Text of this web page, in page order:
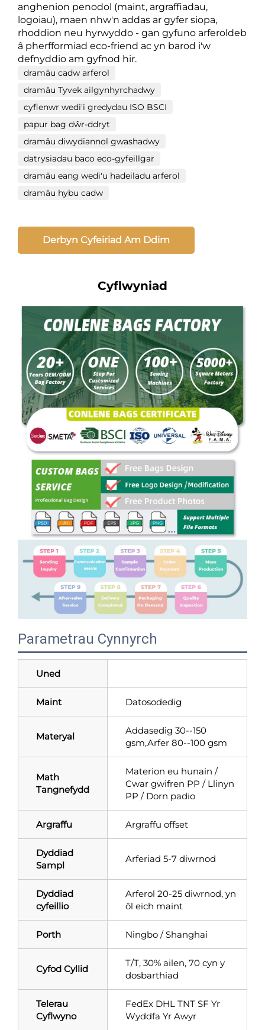
anghenion penodol (maint, argraffiadau,
logoiau), maen nhw'n addas ar gyfer siopa,
rhoddion neu hyrwyddo - gan gyfuno arferoldeb
â pherfformiad eco-friend ac yn barod i'w
defnyddio am gyfnod hir.
dramâu cadw arferol
dramâu Tyvek ailgynhyrchadwy
cyflenwr wedi'i gredydau ISO BSCI
papur bag dŵr-ddryt
dramâu diwydiannol gwashadwy
datrysiadau baco eco-gyfeillgar
dramâu eang wedi'u hadeiladu arferol
dramâu hybu cadw
Derbyn Cyfeiriad Am Ddim
Cyflwyniad
Parametrau Cynnyrch
Uned
Maint Datosodedig
Materyal
Addasedig 30--150
gsm,Arfer 80--100 gsm
Math
Tangnefydd
Materion eu hunain /
Cwar gwifren PP / Llinyn
PP / Dorn padio
Argraffu Argraffu offset
Dyddiad
Sampl
Arferiad 5-7 diwrnod
Dyddiad
cyfeillio
Arferol 20-25 diwrnod, yn
ôl eich maint
Porth Ningbo / Shanghai
Cyfod Cyllid
T/T, 30% ailen, 70 cyn y
dosbarthiad
Telerau
Cyflwyno
FedEx DHL TNT SF Yr
Wyddfa Yr Awyr